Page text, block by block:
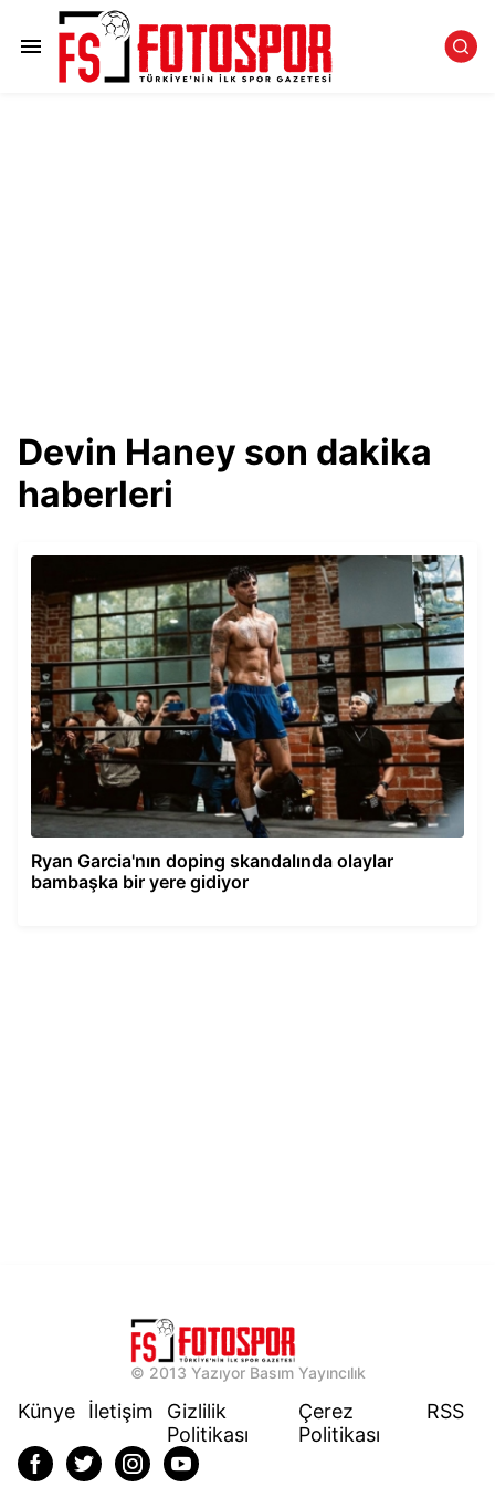
Devin Haney son dakika
haberleri
Ryan Garcia'nın doping skandalında olaylar
bambaşka bir yere gidiyor
© 2013 Yazıyor Basım Yayıncılık
Künye İletişim
Gizlilik
Politikası
Çerez
Politikası
RSS